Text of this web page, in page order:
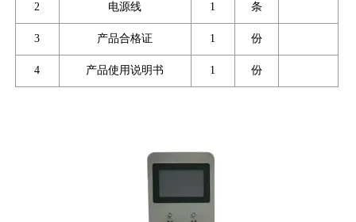
2 电源线 1 条
3 产品合格证 1 份
4 产品使用说明书 1 份